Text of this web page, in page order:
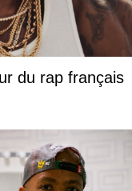
du rap français